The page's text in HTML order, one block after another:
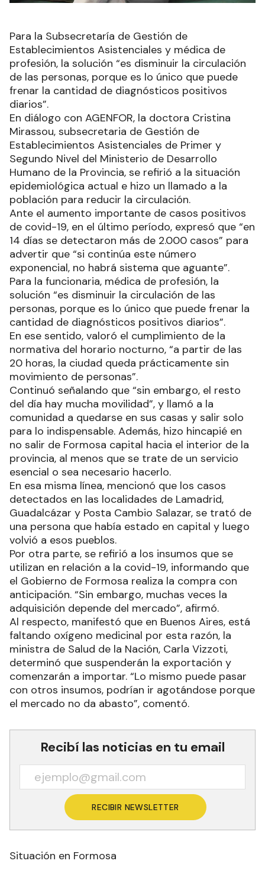
Para la Subsecretaría de Gestión de
Establecimientos Asistenciales y médica de
profesión, la solución “es disminuir la circulación
de las personas, porque es lo único que puede
frenar la cantidad de diagnósticos positivos
diarios”.
En diálogo con AGENFOR, la doctora Cristina
Mirassou, subsecretaria de Gestión de
Establecimientos Asistenciales de Primer y
Segundo Nivel del Ministerio de Desarrollo
Humano de la Provincia, se refirió a la situación
epidemiológica actual e hizo un llamado a la
población para reducir la circulación.
Ante el aumento importante de casos positivos
de covid-19, en el último período, expresó que “en
14 días se detectaron más de 2.000 casos” para
advertir que “si continúa este número
exponencial, no habrá sistema que aguante”.
Para la funcionaria, médica de profesión, la
solución “es disminuir la circulación de las
personas, porque es lo único que puede frenar la
cantidad de diagnósticos positivos diarios”.
En ese sentido, valoró el cumplimiento de la
normativa del horario nocturno, “a partir de las
20 horas, la ciudad queda prácticamente sin
movimiento de personas”.
Continuó señalando que “sin embargo, el resto
del día hay mucha movilidad”, y llamó a la
comunidad a quedarse en sus casas y salir solo
para lo indispensable. Además, hizo hincapié en
no salir de Formosa capital hacia el interior de la
provincia, al menos que se trate de un servicio
esencial o sea necesario hacerlo.
En esa misma línea, mencionó que los casos
detectados en las localidades de Lamadrid,
Guadalcázar y Posta Cambio Salazar, se trató de
una persona que había estado en capital y luego
volvió a esos pueblos.
Por otra parte, se refirió a los insumos que se
utilizan en relación a la covid-19, informando que
el Gobierno de Formosa realiza la compra con
anticipación. “Sin embargo, muchas veces la
adquisición depende del mercado”, afirmó.
Al respecto, manifestó que en Buenos Aires, está
faltando oxígeno medicinal por esta razón, la
ministra de Salud de la Nación, Carla Vizzoti,
determinó que suspenderán la exportación y
comenzarán a importar. “Lo mismo puede pasar
con otros insumos, podrían ir agotándose porque
el mercado no da abasto”, comentó.
Recibí las noticias en tu email
RECIBIR NEWSLETTER
Situación en Formosa